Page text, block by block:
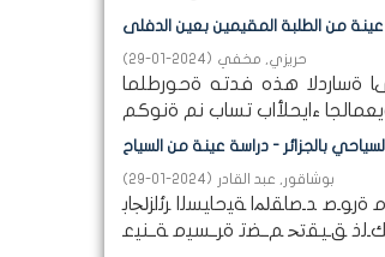
عينة من الطلبة المقيمين بعين الدفلى
حريزي, مخفي (
2024-01-29
)
ةساردلا هذه فدته ةحورطلما
بالجزائر - دراسة عينة من السياح
بوشاقور, عبد القادر (
2024-01-29
)
ﺪـﺻﺎﻘﳌا ﺔﻴﺣﺎﻴﺴﻟا ﺮﺋاﺰﳉﺎﺑ